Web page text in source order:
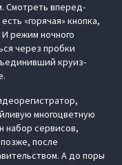
Смотреть вперед-
«горячая» кнопка,
режим ночного
через пробки
круиз-
многоцветную
набор сервисов,
после
А до поры